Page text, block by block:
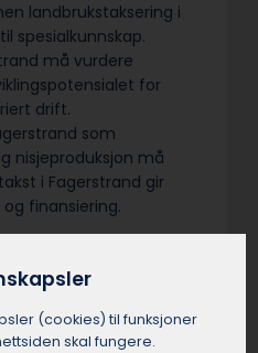
landbrukstaksering i
spesialkunnskap.
må vurdere
for
drift.
som
nisjeproduksjon må
i Fagerstrand gir
finansiering.
(cookies) til funksjoner
skal fungere.